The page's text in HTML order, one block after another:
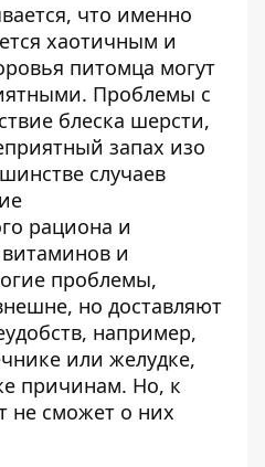
что именно
хаотичным и
питомца могут
Проблемы с
блеска шерсти,
запах изо
случаев
рациона и
и
проблемы,
но доставляют
например,
или желудке,
причинам. Но, к
не сможет о них